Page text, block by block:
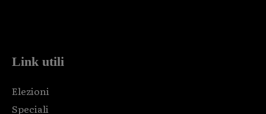
Link utili
Elezioni
Speciali